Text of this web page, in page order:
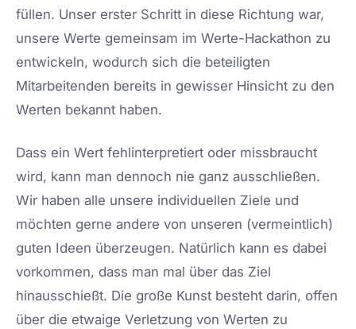
füllen. Unser erster Schritt in diese Richtung war,
unsere Werte gemeinsam im Werte-Hackathon zu
entwickeln, wodurch sich die beteiligten
Mitarbeitenden bereits in gewisser Hinsicht zu den
Werten bekannt haben.
Dass ein Wert fehlinterpretiert oder missbraucht
wird, kann man dennoch nie ganz ausschließen.
Wir haben alle unsere individuellen Ziele und
möchten gerne andere von unseren (vermeintlich)
guten Ideen überzeugen. Natürlich kann es dabei
vorkommen, dass man mal über das Ziel
hinausschießt. Die große Kunst besteht darin, offen
über die etwaige Verletzung von Werten zu